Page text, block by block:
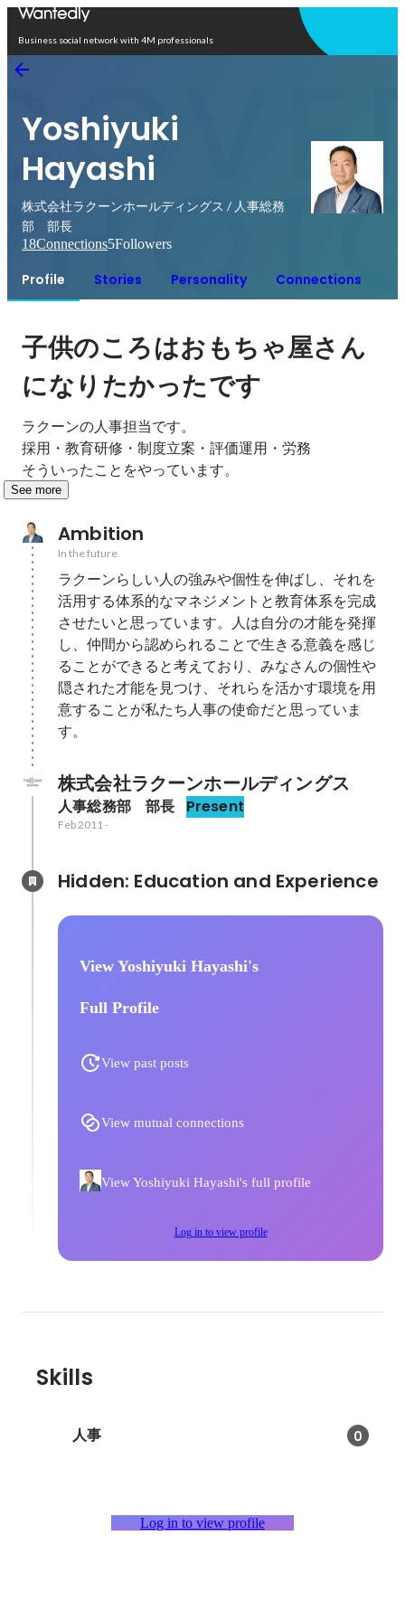
Business social network with 4M professionals
Yoshiyuki
Hayashi
株式会社ラクーンホールディングス / 人事総務
部 部長
18Connections5Followers
Profile Stories Personality Connections
子供のころはおもちゃ屋さん
になりたかったです
ラクーンの人事担当です。
採用・教育研修・制度立案・評価運用・労務
そういったことをやっています。
See more
Ambition
In the future
ラクーンらしい人の強みや個性を伸ばし、それを
活用する体系的なマネジメントと教育体系を完成
させたいと思っています。人は自分の才能を発揮
し、仲間から認められることで生きる意義を感じ
ることができると考えており、みなさんの個性や
隠された才能を見つけ、それらを活かす環境を用
意することが私たち人事の使命だと思っていま
す。
株式会社ラクーンホールディングス
人事総務部　部長 Present
Feb 2011-
View Yoshiyuki Hayashi's
Full Profile
View past posts
View mutual connections
View Yoshiyuki Hayashi's full profile
Log in to view profile
Skills
人事 0
Log in to view profile